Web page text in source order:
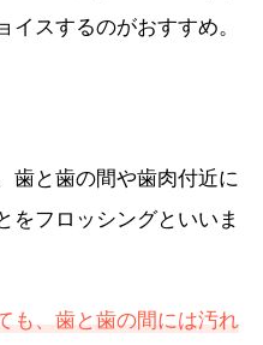
スするのがおすすめ。
歯と歯の間や歯肉付近に
をフロッシングといいま
も、歯と歯の間には汚れ